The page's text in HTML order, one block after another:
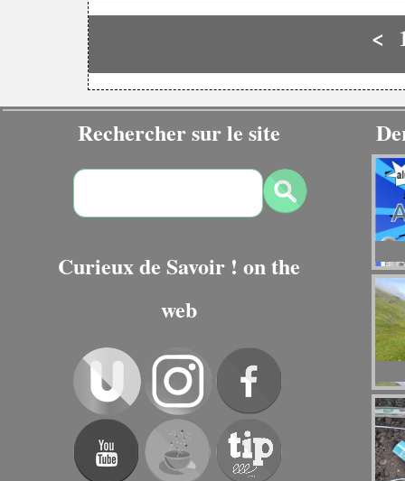
<
Rechercher sur le site
Curieux de Savoir ! on the
web